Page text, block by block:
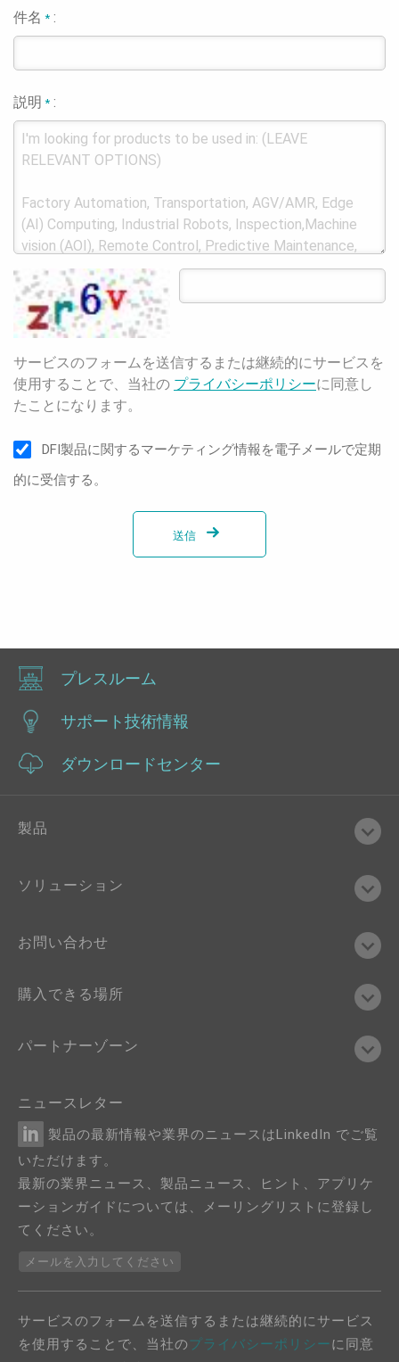
件名* :
説明* :
サービスのフォームを送信するまたは継続的にサービスを
使用することで、当社の プライバシーポリシーに同意し
たことになります。
DFI製品に関するマーケティング情報を電子メールで定期
的に受信する。
送信
プレスルーム
サポート技術情報
ダウンロードセンター
製品
ソリューション
お問い合わせ
購入できる場所
パートナーゾーン
ニュースレター
製品の最新情報や業界のニュースはLinkedIn でご覧
いただけます。
最新の業界ニュース、製品ニュース、ヒント、アプリケ
ーションガイドについては、メーリングリストに登録し
てください。
メールを入力してください
サービスのフォームを送信するまたは継続的にサービス
を使用することで、当社のプライバシーポリシーに同意